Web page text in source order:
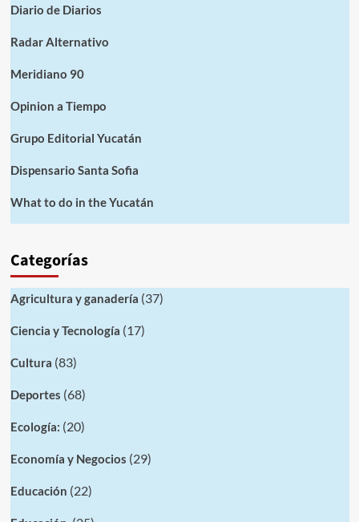
Diario de Diarios
Radar Alternativo
Meridiano 90
Opinion a Tiempo
Grupo Editorial Yucatán
Dispensario Santa Sofia
What to do in the Yucatán
Categorías
Agricultura y ganadería (37)
Ciencia y Tecnología (17)
Cultura (83)
Deportes (68)
Ecología: (20)
Economía y Negocios (29)
Educación (22)